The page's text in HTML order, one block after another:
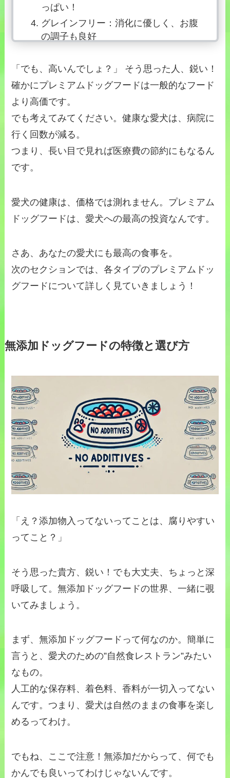
っぱい！
グレインフリー：消化に優しく、お腹
の調子も良好
「でも、高いんでしょ？」 そう思った人、鋭い！
確かにプレミアムドッグフードは一般的なフード
より高価です。
でも考えてみてください。健康な愛犬は、病院に
行く回数が減る。
つまり、長い目で見れば医療費の節約にもなるん
です。
愛犬の健康は、価格では測れません。プレミアム
ドッグフードは、愛犬への最高の投資なんです。
さあ、あなたの愛犬にも最高の食事を。
次のセクションでは、各タイプのプレミアムドッ
グフードについて詳しく見ていきましょう！
無添加ドッグフードの特徴と選び方
「え？添加物入ってないってことは、腐りやすい
ってこと？」
そう思った貴方、鋭い！でも大丈夫、ちょっと深
呼吸して。無添加ドッグフードの世界、一緒に覗
いてみましょう。
まず、無添加ドッグフードって何なのか。簡単に
言うと、愛犬のための”自然食レストラン”みたい
なもの。
人工的な保存料、着色料、香料が一切入ってない
んです。つまり、愛犬は自然のままの食事を楽し
めるってわけ。
でもね、ここで注意！無添加だからって、何でも
かんでも良いってわけじゃないんです。